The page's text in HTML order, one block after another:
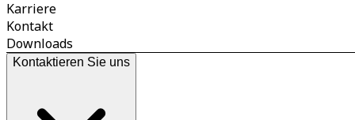
Karriere
Kontakt
Downloads
Kontaktieren Sie uns